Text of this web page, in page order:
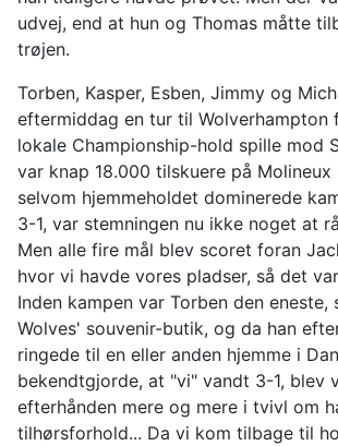
udvej, end at hun og Thomas måtte
trøjen.
Torben, Kasper, Esben, Jimmy og
eftermiddag en tur til Wolverhampton
lokale Championship-hold spille mod
var knap 18.000 tilskuere på Molineux
selvom hjemmeholdet dominerede
3-1, var stemningen nu ikke noget at
Men alle fire mål blev scoret foran
hvor vi havde vores pladser, så det
Inden kampen var Torben den eneste,
Wolves' souvenir-butik, og da han
ringede til en eller anden hjemme i
bekendtgjorde, at "vi" vandt 3-1, blev
efterhånden mere og mere i tvivl om
tilhørsforhold... Da vi kom tilbage til